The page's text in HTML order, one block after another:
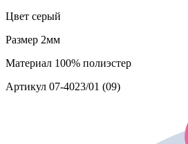
Цвет серый
Размер 2мм
Материал 100% полиэстер
Артикул 07-4023/01 (09)